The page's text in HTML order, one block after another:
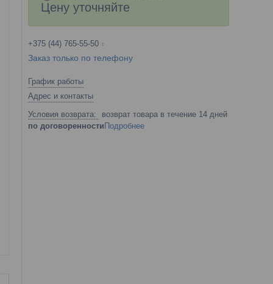
Цену уточняйте
+375 (44) 765-55-50
Заказ только по телефону
График работы
Адрес и контакты
возврат товара в течение 14 дней
по договоренности Подробнее